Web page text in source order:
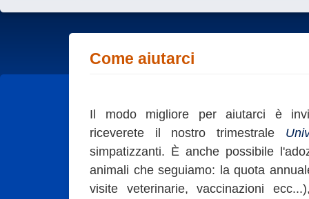
Come aiutarci
Il modo migliore per aiutarci è
riceverete il nostro trimestrale
simpatizzanti. È anche possibile
animali che seguiamo: la quota
visite veterinarie, vaccinazioni